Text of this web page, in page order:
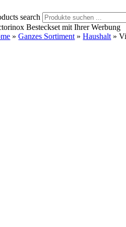
search
Besteckset mit Ihrer Werbung
»Ganzes Sortiment »Haushalt »